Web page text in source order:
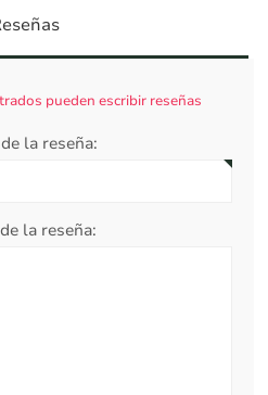
pueden escribir reseñas
la reseña:
la reseña: